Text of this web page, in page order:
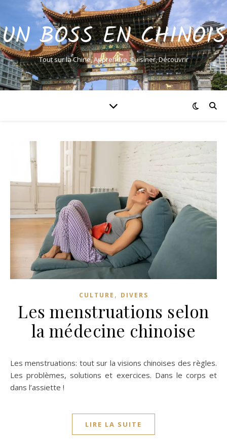
UN BOSS EN CHINOIS
Tout sur la Chine, Apprendre, Cuisiner, Découvrir
CULTURE , DIVERS
Les menstruations selon
la médecine chinoise
Les menstruations: tout sur la visions chinoises des règles.
Les problèmes, solutions et exercices. Dans le corps et
dans l’assiette !
LIRE LA SUITE